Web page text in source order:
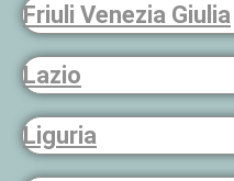
Friuli Venezia Giulia
Lazio
Liguria